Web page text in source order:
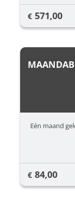
€ 571,00
Eén maand
€ 84,00